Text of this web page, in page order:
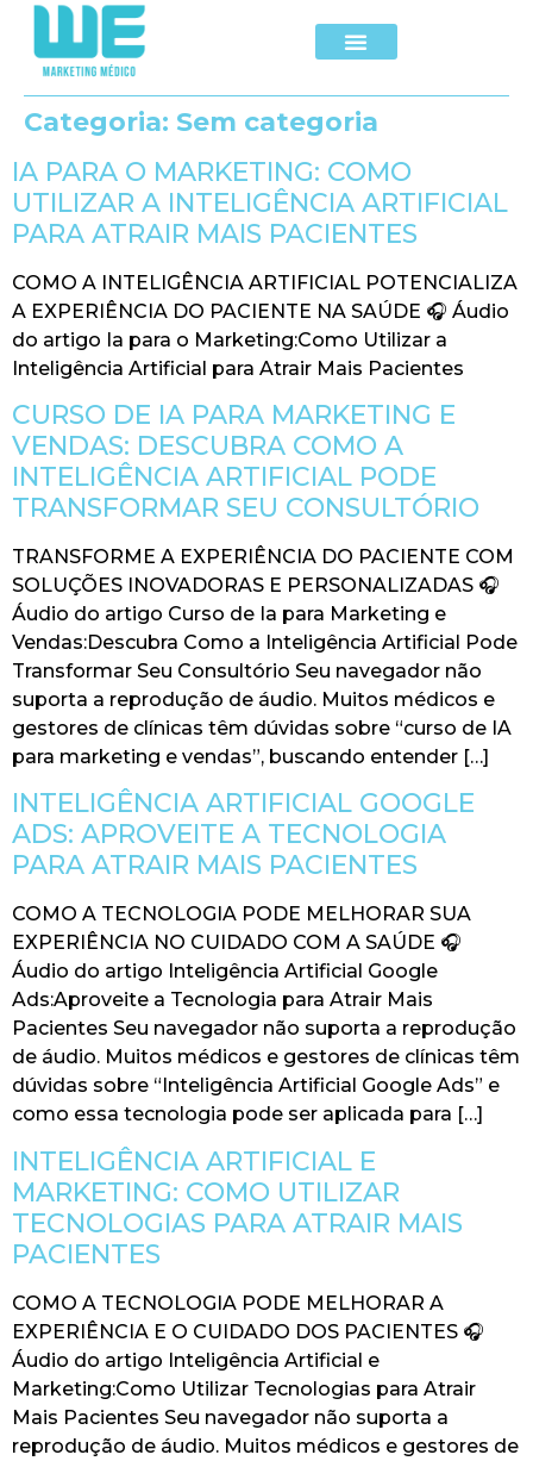
Categoria: Sem categoria
IA PARA O MARKETING: COMO
UTILIZAR A INTELIGÊNCIA ARTIFICIAL
PARA ATRAIR MAIS PACIENTES
COMO A INTELIGÊNCIA ARTIFICIAL POTENCIALIZA
A EXPERIÊNCIA DO PACIENTE NA SAÚDE 🎧 Áudio
do artigo Ia para o Marketing:Como Utilizar a
Inteligência Artificial para Atrair Mais Pacientes
CURSO DE IA PARA MARKETING E
VENDAS: DESCUBRA COMO A
INTELIGÊNCIA ARTIFICIAL PODE
TRANSFORMAR SEU CONSULTÓRIO
TRANSFORME A EXPERIÊNCIA DO PACIENTE COM
SOLUÇÕES INOVADORAS E PERSONALIZADAS 🎧
Áudio do artigo Curso de Ia para Marketing e
Vendas:Descubra Como a Inteligência Artificial Pode
Transformar Seu Consultório Seu navegador não
suporta a reprodução de áudio. Muitos médicos e
gestores de clínicas têm dúvidas sobre “curso de IA
para marketing e vendas”, buscando entender […]
INTELIGÊNCIA ARTIFICIAL GOOGLE
ADS: APROVEITE A TECNOLOGIA
PARA ATRAIR MAIS PACIENTES
COMO A TECNOLOGIA PODE MELHORAR SUA
EXPERIÊNCIA NO CUIDADO COM A SAÚDE 🎧
Áudio do artigo Inteligência Artificial Google
Ads:Aproveite a Tecnologia para Atrair Mais
Pacientes Seu navegador não suporta a reprodução
de áudio. Muitos médicos e gestores de clínicas têm
dúvidas sobre “Inteligência Artificial Google Ads” e
como essa tecnologia pode ser aplicada para […]
INTELIGÊNCIA ARTIFICIAL E
MARKETING: COMO UTILIZAR
TECNOLOGIAS PARA ATRAIR MAIS
PACIENTES
COMO A TECNOLOGIA PODE MELHORAR A
EXPERIÊNCIA E O CUIDADO DOS PACIENTES 🎧
Áudio do artigo Inteligência Artificial e
Marketing:Como Utilizar Tecnologias para Atrair
Mais Pacientes Seu navegador não suporta a
reprodução de áudio. Muitos médicos e gestores de